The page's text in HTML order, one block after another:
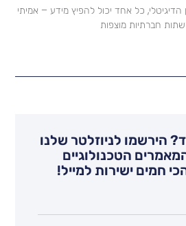
כל אחד יכול להפיץ מידע – אמיתי
מוצפות
לניוזלטר שלנו
הטכנולוגיים
חמים ישירות למייל!